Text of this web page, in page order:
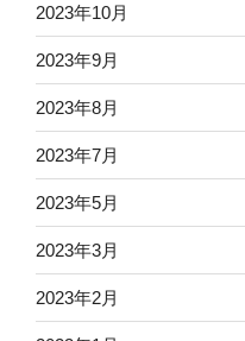
2023年10月
2023年9月
2023年8月
2023年7月
2023年5月
2023年3月
2023年2月